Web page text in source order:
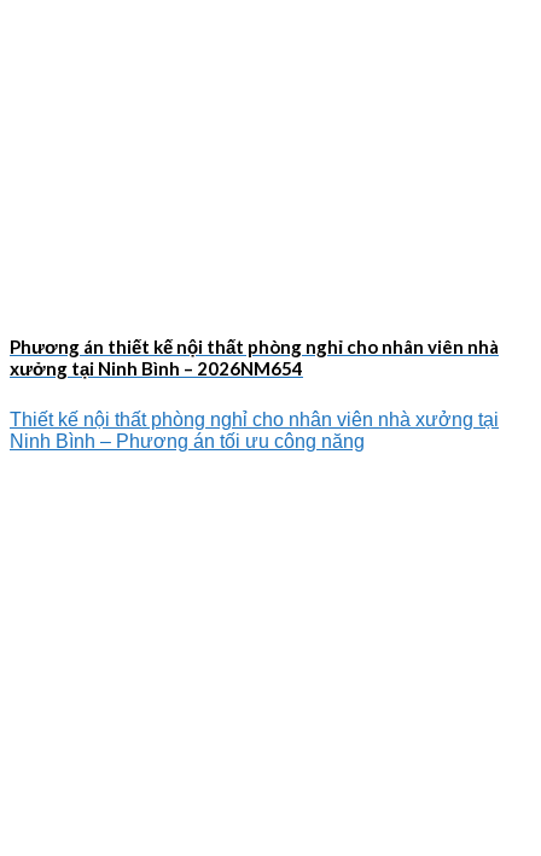
Phương án thiết kế nội thất phòng nghỉ cho nhân viên nhà
xưởng tại Ninh Bình – 2026NM654
Thiết kế nội thất phòng nghỉ cho nhân viên nhà xưởng tại
Ninh Bình – Phương án tối ưu công năng